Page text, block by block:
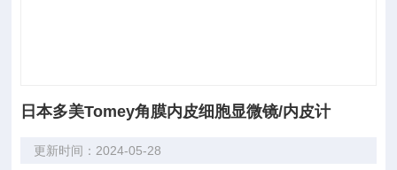
日本多美Tomey角膜内皮细胞显微镜/内皮计
更新时间：2024-05-28